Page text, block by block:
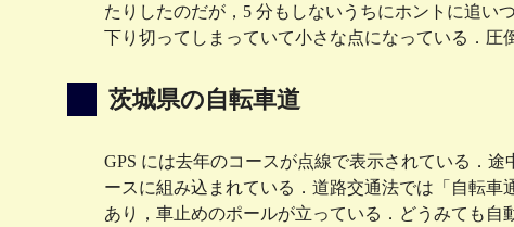
たりしたのだが，5 分もしないうちにホントに追い
下り切ってしまっていて小さな点になっている．圧
茨城県の自転車道
GPS には去年のコースが点線で表示されている．
ースに組み込まれている．道路交通法では「自転
あり，車止めのポールが立っている．どうみても